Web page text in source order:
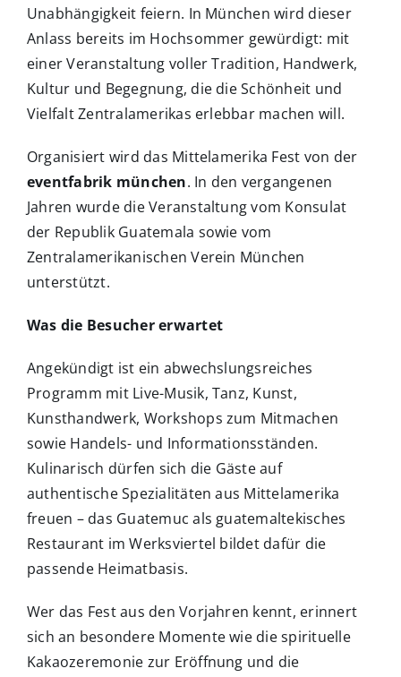
Unabhängigkeit feiern. In München wird dieser
Anlass bereits im Hochsommer gewürdigt: mit
einer Veranstaltung voller Tradition, Handwerk,
Kultur und Begegnung, die die Schönheit und
Vielfalt Zentralamerikas erlebbar machen will.
Organisiert wird das Mittelamerika Fest von der
eventfabrik münchen. In den vergangenen
Jahren wurde die Veranstaltung vom Konsulat
der Republik Guatemala sowie vom
Zentralamerikanischen Verein München
unterstützt.
Was die Besucher erwartet
Angekündigt ist ein abwechslungsreiches
Programm mit Live-Musik, Tanz, Kunst,
Kunsthandwerk, Workshops zum Mitmachen
sowie Handels- und Informationsständen.
Kulinarisch dürfen sich die Gäste auf
authentische Spezialitäten aus Mittelamerika
freuen – das Guatemuc als guatemaltekisches
Restaurant im Werksviertel bildet dafür die
passende Heimatbasis.
Wer das Fest aus den Vorjahren kennt, erinnert
sich an besondere Momente wie die spirituelle
Kakaozeremonie zur Eröffnung und die